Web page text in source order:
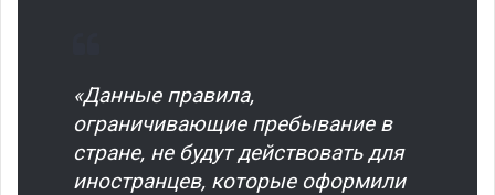
«Данные правила,
ограничивающие пребывание в
стране, не будут действовать для
иностранцев, которые оформили